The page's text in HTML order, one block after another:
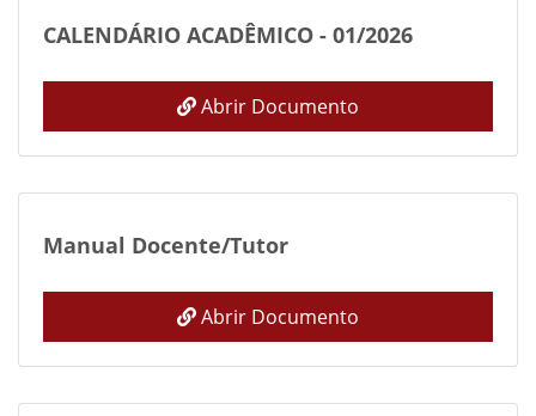
CALENDÁRIO ACADÊMICO - 01/2026
Abrir Documento
Manual Docente/Tutor
Abrir Documento